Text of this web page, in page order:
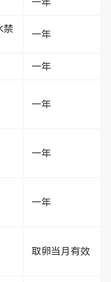
禁
一年
一年
一年
一年
一年
取卵当月有效